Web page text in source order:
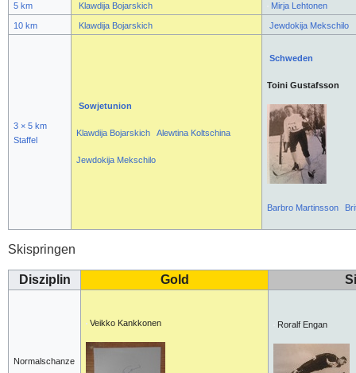
5 km Klawdija Bojarskich Mirja Lehtonen
10 km Klawdija Bojarskich Jewdokija Mekschilo
3 × 5 km
Staffel
Sowjetunion
Klawdija Bojarskich Alewtina Koltschina
Jewdokija Mekschilo
Schweden
Toini Gustafsson
Barbro Martinsson
Skispringen
Disziplin Gold
Normalschanze
Veikko Kankkonen Roralf Engan